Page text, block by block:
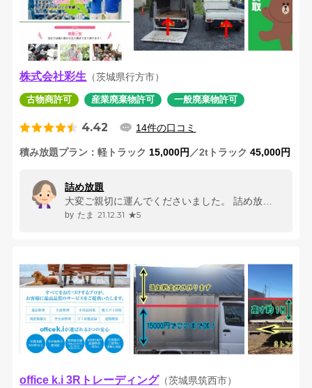
株式会社彩生 （茨城県行方市）
古物商許可 産業廃棄物許可 一般廃棄物許可
4.42 14件の口コミ
積み放題プラン 軽トラック15,000円 ／2tトラック45,000円
詰め放題
大変ご親切に運んでくださいました。 詰め放題は、玄関まで、当方が運び...
たま 21.12.31 ★5
office k.i 3Rトレーディング（茨城県筑西市）